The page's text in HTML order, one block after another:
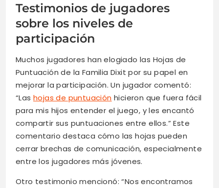
Testimonios de jugadores
sobre los niveles de
participación
Muchos jugadores han elogiado las Hojas de
Puntuación de la Familia Dixit por su papel en
mejorar la participación. Un jugador comentó:
“Las hojas de puntuación hicieron que fuera fácil
para mis hijos entender el juego, y les encantó
compartir sus puntuaciones entre ellos.” Este
comentario destaca cómo las hojas pueden
cerrar brechas de comunicación, especialmente
entre los jugadores más jóvenes.
Otro testimonio mencionó: “Nos encontramos